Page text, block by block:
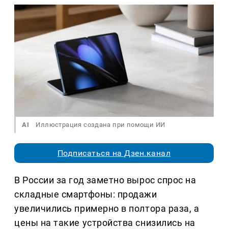
AI Иллюстрация создана при помощи ИИ
Подписаться на Дзен.канал
В России за год заметно вырос спрос на
складные смартфоны: продажи
увеличились примерно в полтора раза, а
цены на такие устройства снизились на